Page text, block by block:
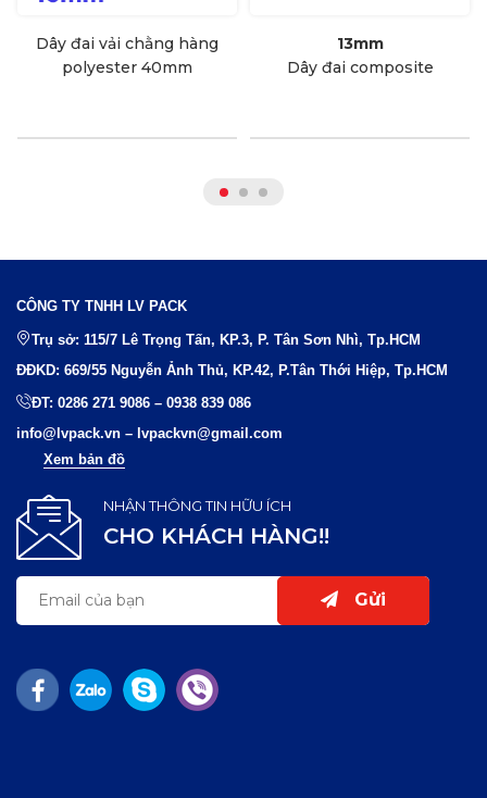
Dây đai vải chằng hàng
polyester 40mm
13mm
Dây đai composite
CÔNG TY TNHH LV PACK
Trụ sở: 115/7 Lê Trọng Tấn, KP.3, P. Tân Sơn Nhì, Tp.HCM
ĐĐKD: 669/55 Nguyễn Ảnh Thủ, KP.42, P.Tân Thới Hiệp, Tp.HCM
ĐT: 0286 271 9086 – 0938 839 086
info@lvpack.vn – lvpackvn@gmail.com
Xem bản đồ
NHẬN THÔNG TIN HỮU ÍCH
CHO KHÁCH HÀNG!!
Gửi